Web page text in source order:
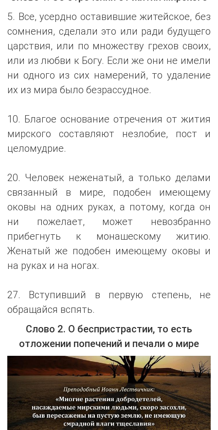
5. Все, усердно оставившие житейское, без
сомнения, сделали это или ради будущего
царствия, или по множеству грехов своих,
или из любви к Богу. Если же они не имели
ни одного из сих намерений, то удаление
их из мира было безрассудное.
10. Благое основание отречения от жития
мирского составляют незлобие, пост и
целомудрие.
20. Человек неженатый, а только делами
связанный в мире, подобен имеющему
оковы на одних руках, а потому, когда он
ни пожелает, может невозбранно
прибегнуть к монашескому житию.
Женатый же подобен имеющему оковы и
на руках и на ногах.
27. Вступивший в первую степень, не
обращайся вспять.
Слово 2. О беспристрастии, то есть
отложении попечений и печали о мире